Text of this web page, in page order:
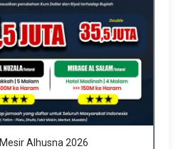
Alhusna 2026